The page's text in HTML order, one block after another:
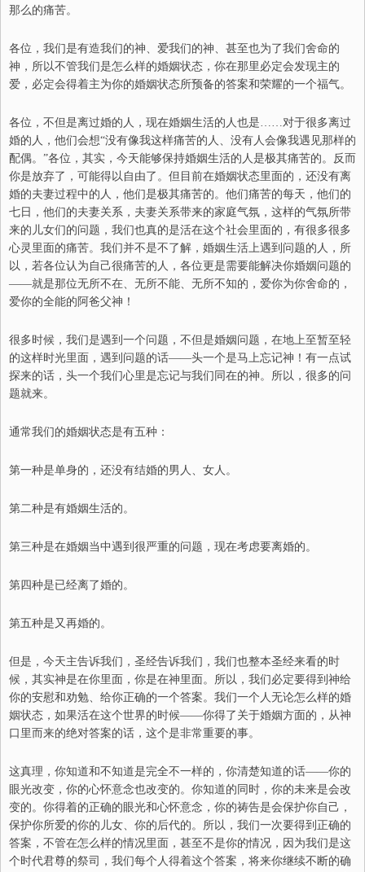
那么的痛苦。
各位，我们是有造我们的神、 爱我们的神、 甚至也为了我们舍命的
神，所以不管我们是怎么样的婚姻状态，你在那里必定会发现主的
爱，必定会得着主为你的婚姻状态所预备的答案和荣耀的一个福气。
各位 ，不但是离过婚的人，现在婚姻生活的人也是……对于很多离过
婚的人， 他们会想“没有像我这样痛苦的人 、 没有人会像我遇见那样的
配偶。”各位， 其实，今天能够保持婚姻生活的人是极其痛苦的。反而
你是放弃了，可能得以自由了。但目前在婚姻状态里面的，还没有离
婚的夫妻过程中的人 ，他们是极其痛苦的。他们痛苦的每天，他们的
七日，他们的夫妻关系，夫妻关系带来的家庭气氛，这样的气氛所带
来的儿女们的问题，我们也真的是活在这个社会里面的，有很多很多
心灵里面的痛苦。我们并不是不了解，婚姻生活上遇到问题的人， 所
以， 若各位认为 自己很痛苦的人，各位更是需要能解决你婚姻问题的
——就是那位无所不在、 无所不能、 无所不知的，爱你为你舍命的 ，
爱你的全能的 阿爸父神 ！
很多时候，我们是遇到一个问题，不但是婚姻问题， 在地上至暂至轻
的这样时光里面，遇到问题的话——头一个是马上忘记神！有一点试
探来的话，头一个我们心里是忘记与我们同在的神。所以，很多的问
题就来。
通常我们的婚姻状态是有五种：
第一种是单身的，还没有结婚的男人、女人。
第二种是有婚姻生活的。
第三种是在婚姻当中遇到很严重的问题，现在考虑要离婚的。
第四种是已经离了婚的。
第五种是又再婚的。
但是，今天主告诉我们，圣经告诉我们，我们也整本圣经来看的时
候，其实神是在你里面，你是在神里面。所以，我们必定要得到神给
你的安慰和劝勉、 给你正确的一个答案。我们一个人无论怎么样的婚
姻状态，如果活在这个世界的时候——你得了关于婚姻方面的，从神
口里 而来的绝对答案的话，这个是非常重要的事。
这真理， 你知道和不知道是完全不一样的，你清楚知道的话——你的
眼光改变，你的心怀意念也改变的。你知道的同时，你的未来是会改
变的。你得着的正确的眼光和心怀意念，你的祷告是会保护你自己，
保护你所爱的你的儿女、 你的后代的。所以，我们一次要得到正确的
答案，不管在怎么样的情况里面，甚至不是你的情况，因 为我们是这
个时代君尊的祭司，我们每个人得着这个答案， 将来你继续不断的确